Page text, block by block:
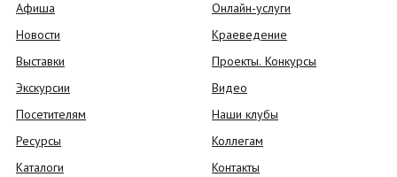
Афиша
Новости
Выставки
Экскурсии
Посетителям
Ресурсы
Каталоги
Онлайн-услуги
Краеведение
Проекты. Конкурсы
Видео
Наши клубы
Коллегам
Контакты